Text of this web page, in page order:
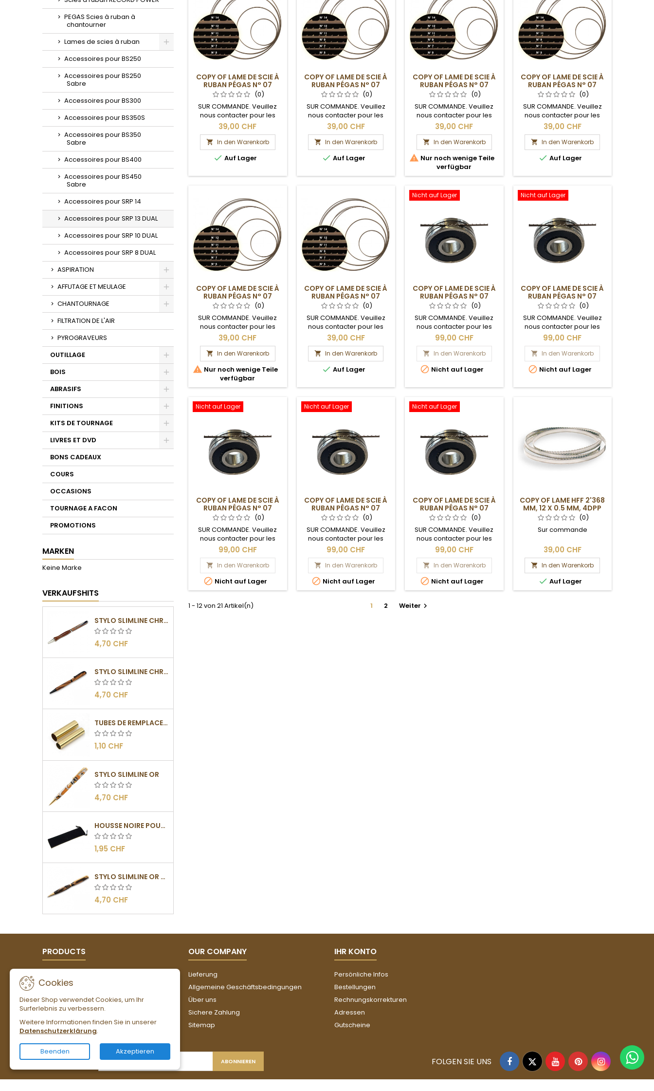
PEGAS Scies à ruban à
chantourner
Lames de scies à ruban
Toggle
Accessoires pour BS250
Accessoires pour BS250
Sabre
Accessoires pour BS300
Accessoires pour BS350S
Accessoires pour BS350
Sabre
Accessoires pour BS400
Accessoires pour BS450
Sabre
Accessoires pour SRP 14
Accessoires pour SRP 13 DUAL
Accessoires pour SRP 10 DUAL
Accessoires pour SRP 8 DUAL
ASPIRATION
AFFUTAGE ET MEULAGE
Toggle
CHANTOURNAGE
Toggle
FILTRATION DE L'AIR
PYROGRAVEURS
OUTILLAGE
Toggle
BOIS
ABRASIFS
Toggle
FINITIONS
KITS DE TOURNAGE
Toggle
LIVRES ET DVD
Toggle
BONS CADEAUX
COURS
OCCASIONS
TOURNAGE A FACON
PROMOTIONS
MARKEN
Keine Marke
VERKAUFSHITS
STYLO SLIMLINE CHROMÉ
4,70 CHF
STYLO SLIMLINE CHROMÉ NOIR
4,70 CHF
TUBES DE REMPLACEMENT POUR MÉCANISMES SLIMLINE
1,10 CHF
STYLO SLIMLINE OR
4,70 CHF
HOUSSE NOIRE POUR STYLOS
1,95 CHF
STYLO SLIMLINE OR - BARRETTE PLATE
4,70 CHF
COPY OF LAME DE SCIE À
RUBAN PÉGAS N° 07
(0)
SUR COMMANDE. Veuillez
nous contacter pour les
délais de livraison.
39,00 CHF
 In den Warenkorb
 Auf Lager
COPY OF LAME DE SCIE À
RUBAN PÉGAS N° 07
(0)
SUR COMMANDE. Veuillez
nous contacter pour les
délais de livraison.
39,00 CHF
 In den Warenkorb
 Auf Lager
COPY OF LAME DE SCIE À
RUBAN PÉGAS N° 07
(0)
SUR COMMANDE. Veuillez
nous contacter pour les
délais de livraison.
39,00 CHF
 In den Warenkorb
 Nur noch wenige Teile
verfügbar
COPY OF LAME DE SCIE À
RUBAN PÉGAS N° 07
(0)
SUR COMMANDE. Veuillez
nous contacter pour les
délais de livraison.
39,00 CHF
 In den Warenkorb
 Auf Lager
COPY OF LAME DE SCIE À
RUBAN PÉGAS N° 07
(0)
SUR COMMANDE. Veuillez
nous contacter pour les
délais de livraison.
39,00 CHF
 In den Warenkorb
 Nur noch wenige Teile
verfügbar
COPY OF LAME DE SCIE À
RUBAN PÉGAS N° 07
(0)
SUR COMMANDE. Veuillez
nous contacter pour les
délais de livraison.
39,00 CHF
 In den Warenkorb
 Auf Lager
Nicht auf Lager
COPY OF LAME DE SCIE À
RUBAN PÉGAS N° 07
(0)
SUR COMMANDE. Veuillez
nous contacter pour les
délais de livraison.
99,00 CHF
 In den Warenkorb
 Nicht auf Lager
Nicht auf Lager
COPY OF LAME DE SCIE À
RUBAN PÉGAS N° 07
(0)
SUR COMMANDE. Veuillez
nous contacter pour les
délais de livraison.
99,00 CHF
 In den Warenkorb
 Nicht auf Lager
Nicht auf Lager
COPY OF LAME DE SCIE À
RUBAN PÉGAS N° 07
(0)
SUR COMMANDE. Veuillez
nous contacter pour les
délais de livraison.
99,00 CHF
 In den Warenkorb
 Nicht auf Lager
Nicht auf Lager
COPY OF LAME DE SCIE À
RUBAN PÉGAS N° 07
(0)
SUR COMMANDE. Veuillez
nous contacter pour les
délais de livraison.
99,00 CHF
 In den Warenkorb
 Nicht auf Lager
Nicht auf Lager
COPY OF LAME DE SCIE À
RUBAN PÉGAS N° 07
(0)
SUR COMMANDE. Veuillez
nous contacter pour les
délais de livraison.
99,00 CHF
 In den Warenkorb
 Nicht auf Lager
COPY OF LAME HFF 2'368
MM, 12 X 0.5 MM, 4DPP
(0)
Sur commande
39,00 CHF
 In den Warenkorb
 Auf Lager
1 - 12 von 21 Artikel(n) 1 2 Weiter 
PRODUCTS
Neue Artikel
Verkaufshits
OUR COMPANY
Lieferung
Allgemeine Geschäftsbedingungen
Über uns
Sichere Zahlung
Sitemap
IHR KONTO
Persönliche Infos
Bestellungen
Rechnungskorrekturen
Adressen
Gutscheine
Cookies
Dieser Shop verwendet Cookies, um Ihr
Surferlebnis zu verbessern.
Weitere Informationen finden Sie in unserer
Datenschutzerklärung.
Beenden Akzeptieren
NEWSLETTER Facebook
TwitterYouTubePinterestInstagram
FOLGEN SIE UNS